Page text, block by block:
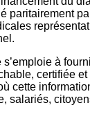
paritairement
s’emploie à
certifiée
cette
salariés,